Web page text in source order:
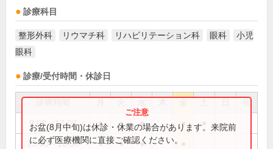
診療科目
整形外科 リウマチ科 リハビリテーション科 眼科
小児
眼科
診療/受付時間・休診日
祝
9:00～12:00 ● ● ● ●
15:00～18:00 ● ● ●
お盆(8月中旬)は休診・休業の場合があります。来院前
に必ず医療機関に直接ご確認ください。